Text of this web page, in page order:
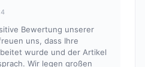
Bewertung unserer
uns, dass Ihre
wurde und der Artikel
Wir legen großen